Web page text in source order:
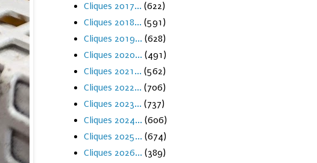
Cliques 2017... (622)
Cliques 2018... (591)
Cliques 2019... (628)
Cliques 2020... (491)
Cliques 2021... (562)
Cliques 2022... (706)
Cliques 2023... (737)
Cliques 2024... (606)
Cliques 2025... (674)
Cliques 2026... (389)